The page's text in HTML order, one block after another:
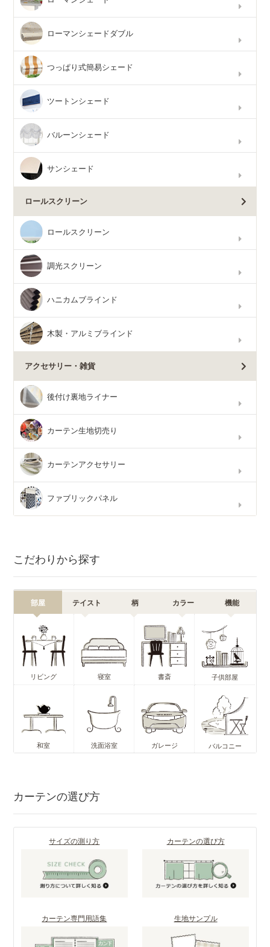
ローマンシェードダブル
つっぱり式簡易シェード
ツートンシェード
バルーンシェード
サンシェード
ロールスクリーン
ロールスクリーン
調光スクリーン
ハニカムブラインド
木製・アルミブラインド
アクセサリー・雑貨
後付け裏地ライナー
カーテン生地切売り
カーテンアクセサリー
ファブリックパネル
こだわりから探す
部屋 テイスト 柄 カラー 機能
リビング 寝室 書斎 子供部屋
和室 洗面浴室 ガレージ バルコニー
カーテンの選び方
サイズの測り方 カーテンの選び方
カーテン専門用語集 生地サンプル